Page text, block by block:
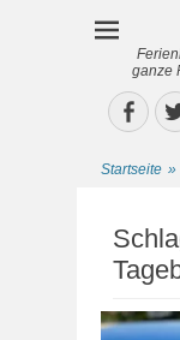
ganze
Startseite »